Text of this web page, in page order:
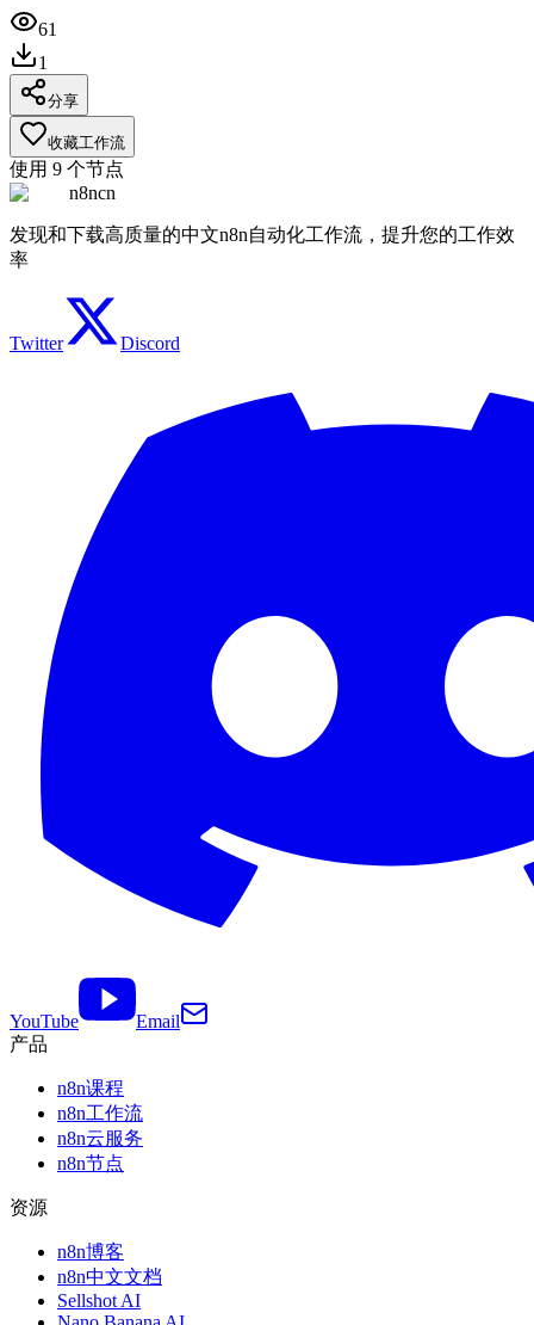
61
1
分享
收藏工作流
使用 9 个节点
n8ncn
发现和下载高质量的中文n8n自动化工作流，提升您的工作效
率
Twitter Discord
YouTube
Email
产品
n8n课程
n8n工作流
n8n云服务
n8n节点
资源
n8n博客
n8n中文文档
Sellshot AI